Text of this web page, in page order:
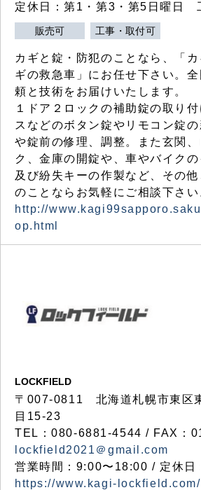
定休日：第1・第3・第5日曜日
販売可 工事・取付可
カギと錠・防犯のことなら、「
ギの救急車」にお任せ下さい。
頼と技術をお届けいたします。
１ドア２ロックの補助錠の取り
スなどのボタン錠やリモコン錠
や錠前の修理、調整。また玄関
ク、金庫の開錠や、車やバイク
及び紛失キーの作製など、その
のことならお気軽にご相談下さい
http://
op.html
LOCKFIELD
〒007-0811 北海道札幌市東区
目15-23
TEL：080-6881-4544 / FAX：
lockfield2021＠gmail.com
営業時間：9:00〜18:00 / 定休日
https://www.kagi-lockfield.com/